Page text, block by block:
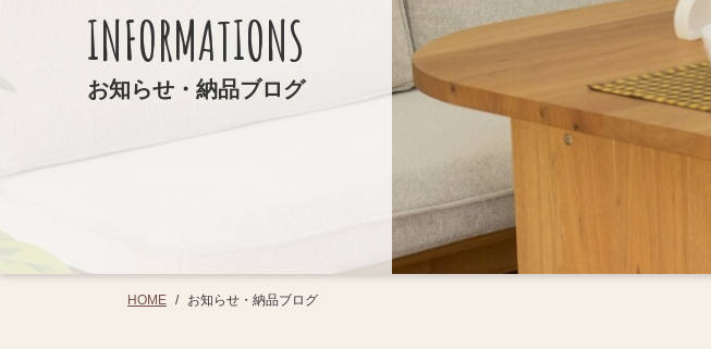
INFORMATIONS
お知らせ・納品ブログ
HOME / お知らせ・納品ブログ